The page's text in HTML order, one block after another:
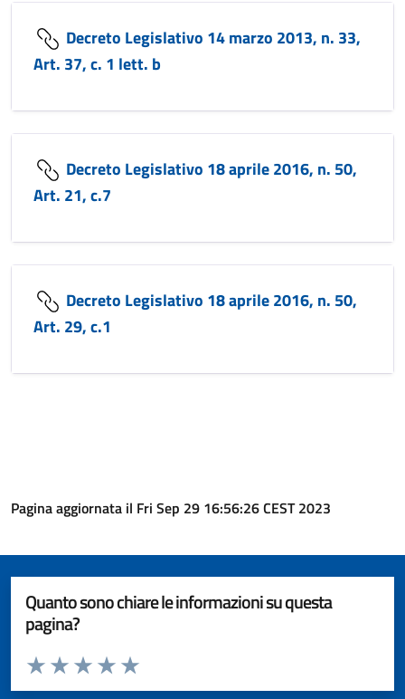
Decreto Legislativo 14 marzo 2013, n. 33,
Art. 37, c. 1 lett. b
Decreto Legislativo 18 aprile 2016, n. 50,
Art. 21, c.7
Decreto Legislativo 18 aprile 2016, n. 50,
Art. 29, c.1
Pagina aggiornata il Fri Sep 29 16:56:26 CEST 2023
Quanto sono chiare le informazioni su questa
pagina?
Valuta da 1 a 5 stelle la pagina
Valuta 5 stelle su 5
Valuta 4 stelle su 5
Valuta 3 stelle su 5
Valuta 2 stelle su 5
Valuta 1 stelle su 5